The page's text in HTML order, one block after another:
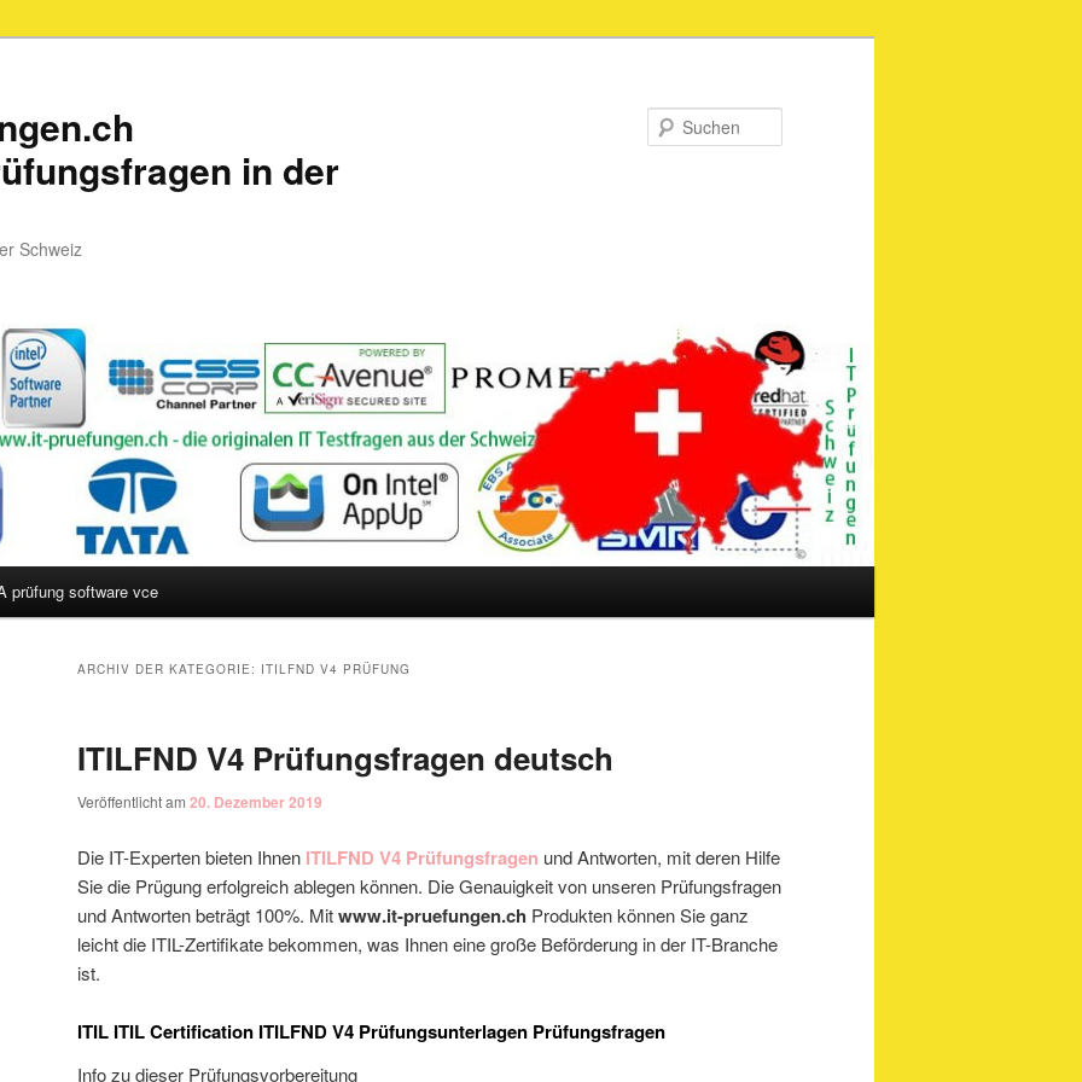
in der
Schweiz
prüfung software vce
ARCHIV DER KATEGORIE: ITILFND V4 PRÜFUNG
ITILFND V4 Prüfungsfragen deutsch
Veröffentlicht am 20. Dezember 2019
Die IT-Experten bieten Ihnen ITILFND V4 Prüfungsfragen und Antworten, mit deren Hilfe
Sie die Prügung erfolgreich ablegen können. Die Genauigkeit von unseren Prüfungsfragen
und Antworten beträgt 100%. Mitwww.it-pruefungen.ch Produkten können Sie ganz
leicht die ITIL-Zertifikate bekommen, was Ihnen eine große Beförderung in der IT-Branche
ist.
ITIL ITIL Certification ITILFND V4 Prüfungsunterlagen Prüfungsfragen
Info zu dieser Prüfungsvorbereitung